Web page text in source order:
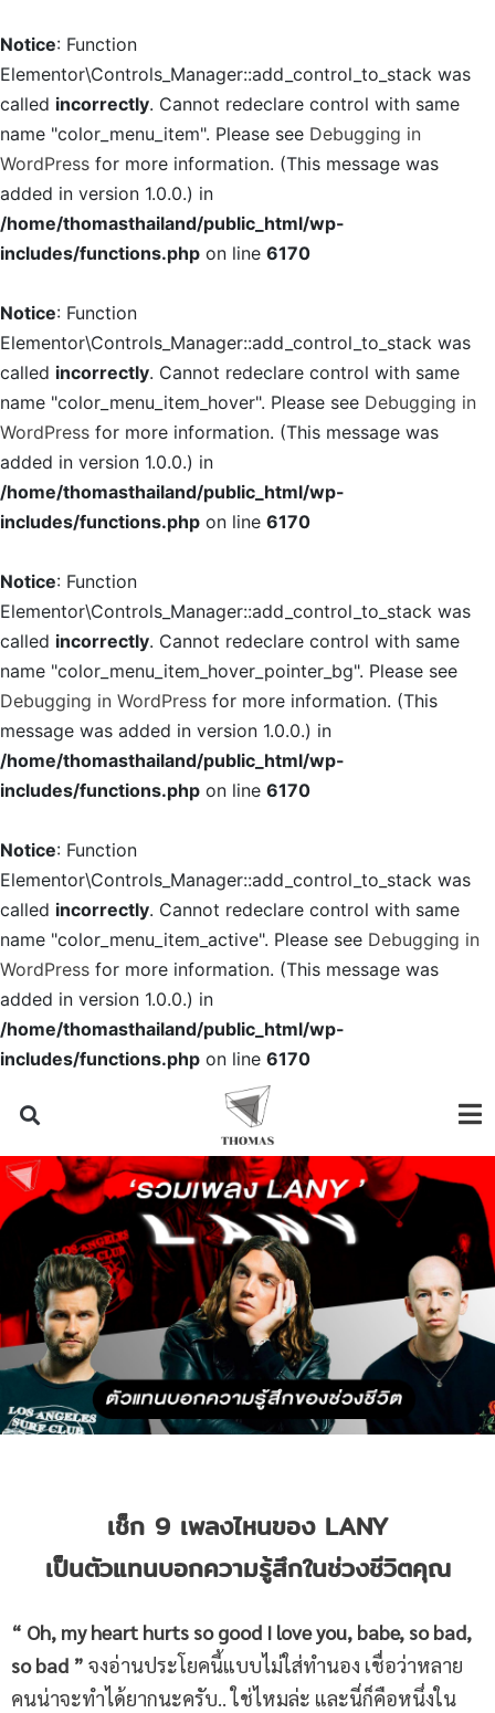
Notice: Function
Elementor\Controls_Manager::add_control_to_stack was
called incorrectly. Cannot redeclare control with same
name "color_menu_item". Please see Debugging in
WordPress for more information. (This message was
added in version 1.0.0.) in
/home/thomasthailand/public_html/wp-
includes/functions.php on line 6170
Notice: Function
Elementor\Controls_Manager::add_control_to_stack was
called incorrectly. Cannot redeclare control with same
name "color_menu_item_hover". Please see Debugging in
WordPress for more information. (This message was
added in version 1.0.0.) in
/home/thomasthailand/public_html/wp-
includes/functions.php on line 6170
Notice: Function
Elementor\Controls_Manager::add_control_to_stack was
called incorrectly. Cannot redeclare control with same
name "color_menu_item_hover_pointer_bg". Please see
Debugging in WordPress for more information. (This
message was added in version 1.0.0.) in
/home/thomasthailand/public_html/wp-
includes/functions.php on line 6170
Notice: Function
Elementor\Controls_Manager::add_control_to_stack was
called incorrectly. Cannot redeclare control with same
name "color_menu_item_active". Please see Debugging in
WordPress for more information. (This message was
added in version 1.0.0.) in
/home/thomasthailand/public_html/wp-
includes/functions.php on line 6170
เช็ก 9 เพลงไหนของ LANY
เป็นตัวแทนบอกความรู้สึกในช่วงชีวิตคุณ
“ Oh, my heart hurts so good I love you, babe, so bad,
so bad ” จงอ่านประโยคนี้แบบไม่ใส่ทำนอง เชื่อว่าหลาย
คนน่าจะทำได้ยากนะครับ.. ใช่ไหมล่ะ และนี่ก็คือหนึ่งใน